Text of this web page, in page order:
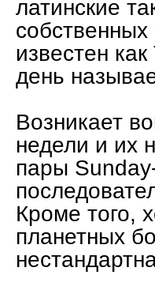
латинские
известен
день
Возникает
недели и их
пары
Кроме того,
планетных